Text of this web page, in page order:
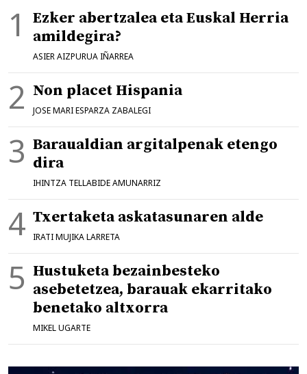
Ezker abertzalea eta Euskal Herria
amildegira?
ASIER AIZPURUA IÑARREA
Non placet Hispania
JOSE MARI ESPARZA ZABALEGI
Baraualdian argitalpenak etengo
dira
IHINTZA TELLABIDE AMUNARRIZ
Txertaketa askatasunaren alde
IRATI MUJIKA LARRETA
Hustuketa bezainbesteko
asebetetzea, barauak ekarritako
benetako altxorra
MIKEL UGARTE